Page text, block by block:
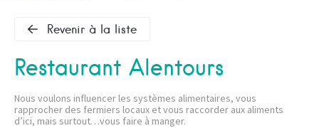
Revenir à la liste
Restaurant Alentours
Nous voulons influencer les systèmes alimentaires, vous
rapprocher des fermiers locaux et vous raccorder aux aliments
d’ici, mais surtout…vous faire à manger.